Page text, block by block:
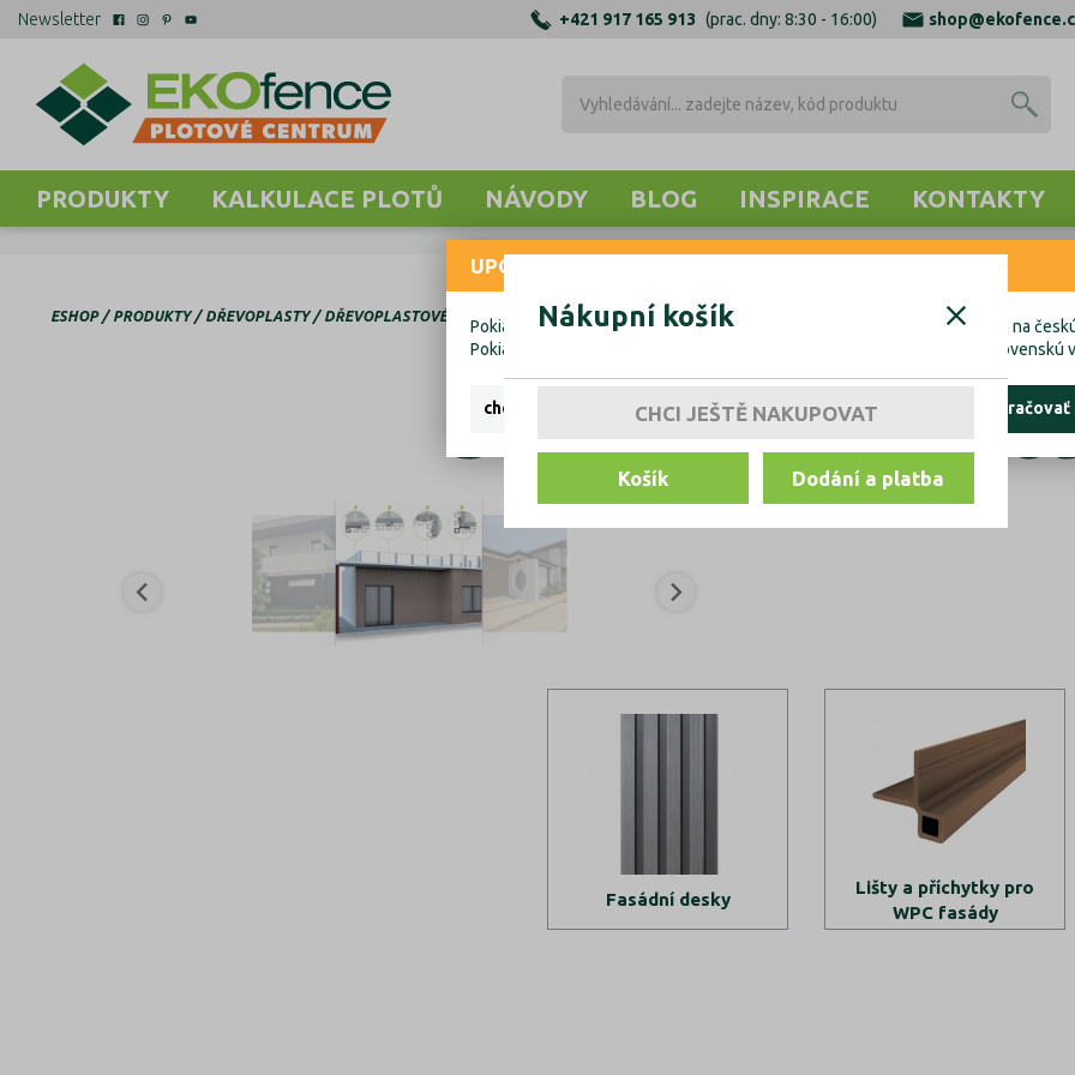
Newsletter +421 917 165 913 (prac. dny: 8:30 - 16:00)
PRODUKTY KALKULACE PLOTŮ NÁVODY BLOG INSPIRACE KONTAKTY
Nákupní košík
CHCI JEŠTĚ NAKUPOVAT
Košík Dodání a platba
ESHOP PRODUKTY DŘEVOPLASTY DŘEVOPLASTOVÉ FASÁDY
Dřevoplastové
Fasádní desky
Lišty a příchytky pro
WPC fasády
UPOZORNENIE
Pokiaľ chcete uskutočniť objednávku do Českej republiky, kliknite prosím na
Pokiaľ chcete uskutočniť objednávku na Slovensko, kliknite prosím na slovenskú
chcem ostať tu pokračovať